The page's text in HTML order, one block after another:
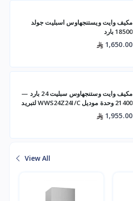
مكيف وايت ويستنجهاوس اسبليت جولد
18500 بارد
1,650.00
مكيف وايت وستنجهاوس سبليت 24 بارد —
21400 وحدة موديل WWS24Z24I/C لتبريد
فعال للم
1,955.00
View All